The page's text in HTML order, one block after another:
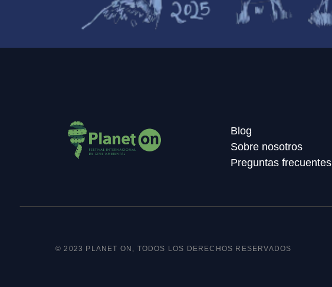
Blog
Sobre nosotros
Preguntas frecuentes
© 2023 PLANET ON, TODOS LOS DERECHOS RESERVADOS